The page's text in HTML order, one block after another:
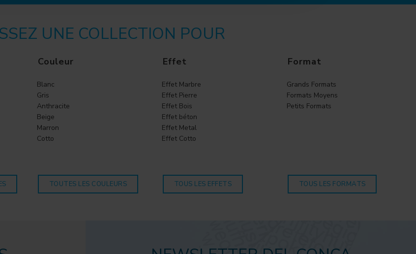
UNE COLLECTION POUR
Couleur
Blanc
Gris
Anthracite
Beige
Marron
Cotto
TOUTES LES COULEURS
Effet
Effet Marbre
Effet Pierre
Effet Bois
Effet béton
Effet Metal
Effet Cotto
TOUS LES EFFETS
Format
Grands Formats
Formats Moyens
Petits Formats
TOUS LES FORMATS